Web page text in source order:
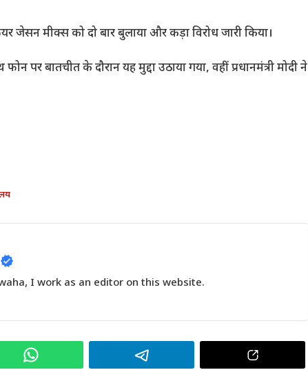
जेसन मीक्स को दो बार बुलाया और कड़ा विरोध जारी किया।
पर बातचीत के दौरान यह मुद्दा उठाया गया, वहीं प्रधानमंत्री मोदी ने
I work as an editor on this website.